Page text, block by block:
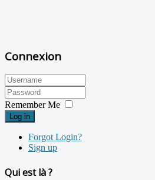
Connexion
Remember Me
Log in
Forgot Login?
Sign up
Qui est là ?